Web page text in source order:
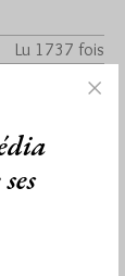
Lu 1737 fois
0 commentaire